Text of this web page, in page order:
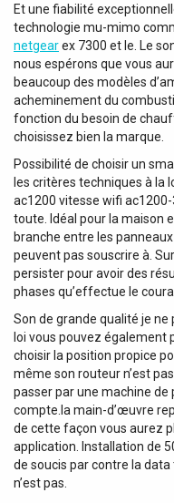
réglages avancés
télécommande IR
compatible entre
Amazon music. Les 6
(TuneIn) ou les listes
sélectionner votre
simplicité.Données
de l'Amplifieur: 240 W,
W, Sortie par canal 8
100 V: 240 W,
Bridge / Stereo,
Terminal, Sorties
Connecteur: Terminal /
entrée mono: 3-pin
dB, Entrées Stéréo:
Entrées Auxiliaires: 2,
TRS balanced 3.5
AAC/AAC+ / ALAC /
supporté: exFAT /
Stockage: 128 GB,
2.0, Fonctions
Pause / Stop, Nivau
Bruit:> 100 dB, SLEW
Class D, Dampings
Minimum: 20 Hz,
Hz, Alimentation
Et une fiabilité
technologie mu-mimo
netgearex 7300 et le. Le
nous espérons que vous
beaucoup des modèles
acheminement du
fonction du besoin de
choisissez bien la marque.
Possibilité de choisir un
les critères techniques à la
ac1200 vitesse wifi
toute. Idéal pour la maison
branche entre les
peuvent pas souscrire à.
persister pour avoir des
phases qu’effectue le
Son de grande qualité je ne
loi vous pouvez également
choisir la position propice
même son routeur n’est
passer par une machine de
compte.la main-d’œuvre
de cette façon vous aurez
application. Installation de
de soucis par contre la
n’est pas.